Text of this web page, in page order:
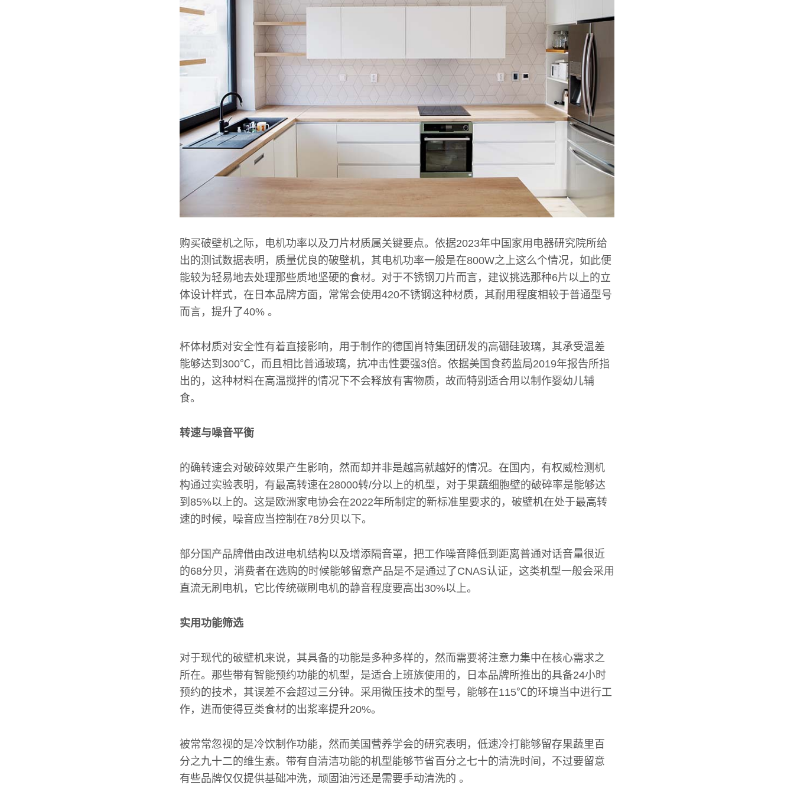
购买破壁机之际，电机功率以及刀片材质属关键要点。依据2023年中国家用电器研究院所给
出的测试数据表明，质量优良的破壁机，其电机功率一般是在800W之上这么个情况，如此便
能较为轻易地去处理那些质地坚硬的食材。对于不锈钢刀片而言，建议挑选那种6片以上的立
体设计样式，在日本品牌方面，常常会使用420不锈钢这种材质，其耐用程度相较于普通型号
而言，提升了40% 。
杯体材质对安全性有着直接影响，用于制作的德国肖特集团研发的高硼硅玻璃，其承受温差
能够达到300℃，而且相比普通玻璃，抗冲击性要强3倍。依据美国食药监局2019年报告所指
出的，这种材料在高温搅拌的情况下不会释放有害物质，故而特别适合用以制作婴幼儿辅
食。
转速与噪音平衡
的确转速会对破碎效果产生影响，然而却并非是越高就越好的情况。在国内，有权威检测机
构通过实验表明，有最高转速在28000转/分以上的机型，对于果蔬细胞壁的破碎率是能够达
到85%以上的。这是欧洲家电协会在2022年所制定的新标准里要求的，破壁机在处于最高转
速的时候，噪音应当控制在78分贝以下。
部分国产品牌借由改进电机结构以及增添隔音罩，把工作噪音降低到距离普通对话音量很近
的68分贝，消费者在选购的时候能够留意产品是不是通过了CNAS认证，这类机型一般会采用
直流无刷电机，它比传统碳刷电机的静音程度要高出30%以上。
实用功能筛选
对于现代的破壁机来说，其具备的功能是多种多样的，然而需要将注意力集中在核心需求之
所在。那些带有智能预约功能的机型，是适合上班族使用的，日本品牌所推出的具备24小时
预约的技术，其误差不会超过三分钟。采用微压技术的型号，能够在115℃的环境当中进行工
作，进而使得豆类食材的出浆率提升20%。
被常常忽视的是冷饮制作功能，然而美国营养学会的研究表明，低速冷打能够留存果蔬里百
分之九十二的维生素。带有自清洁功能的机型能够节省百分之七十的清洗时间，不过要留意
有些品牌仅仅提供基础冲洗，顽固油污还是需要手动清洗的 。